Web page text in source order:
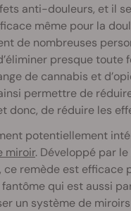
anti-douleurs, et il
même pour la
de nombreuses
presque toute
de cannabis et
permettre de
donc, de réduire les
potentiellement
miroir. Développé par le
ce remède est efficace
qui est aussi
un système de